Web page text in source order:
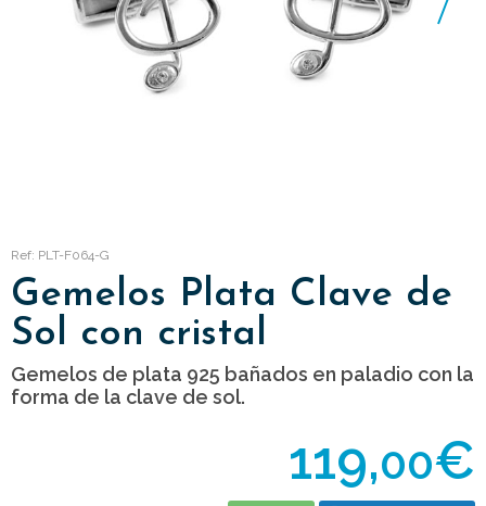
Ref: PLT-F064-G
Gemelos Plata Clave de
Sol con cristal
Gemelos de plata 925 bañados en paladio con la
forma de la clave de sol.
119,00€